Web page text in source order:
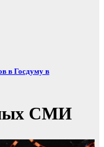
в Госдуму в